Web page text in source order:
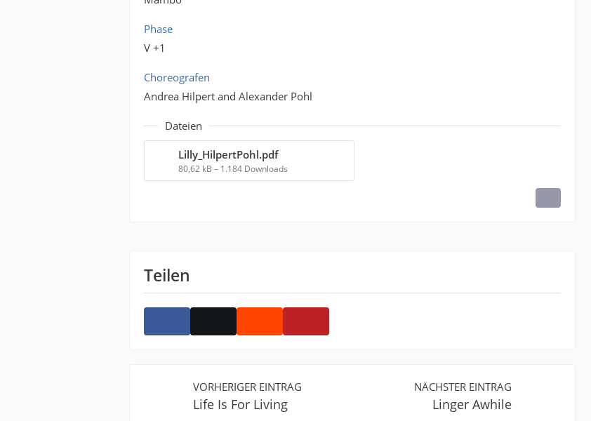
Phase
V +1
Choreografen
Andrea Hilpert and Alexander Pohl
Dateien
Lilly_HilpertPohl.pdf
80,62 kB – 1.184 Downloads
Teilen
VORHERIGER EINTRAG
Life Is For Living
NÄCHSTER EINTRAG
Linger Awhile